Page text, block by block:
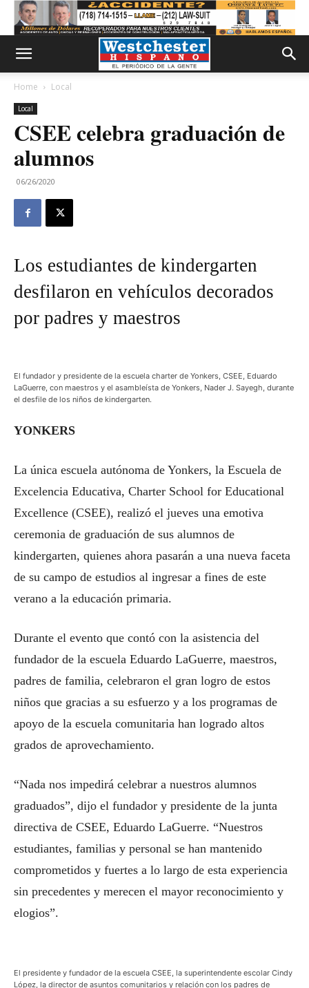
Home Local
Local
CSEE celebra graduación de
alumnos
06/26/2020
Los estudiantes de kindergarten
desfilaron en vehículos decorados
por padres y maestros
El fundador y presidente de la escuela charter de Yonkers, CSEE, Eduardo
LaGuerre, con maestros y el asambleísta de Yonkers, Nader J. Sayegh, durante
el desfile de los niños de kindergarten.
YONKERS
La única escuela autónoma de Yonkers, la Escuela de
Excelencia Educativa, Charter School for Educational
Excellence (CSEE), realizó el jueves una emotiva
ceremonia de graduación de sus alumnos de
kindergarten, quienes ahora pasarán a una nueva faceta
de su campo de estudios al ingresar a fines de este
verano a la educación primaria.
Durante el evento que contó con la asistencia del
fundador de la escuela Eduardo LaGuerre, maestros,
padres de familia, celebraron el gran logro de estos
niños que gracias a su esfuerzo y a los programas de
apoyo de la escuela comunitaria han logrado altos
grados de aprovechamiento.
“Nada nos impedirá celebrar a nuestros alumnos
graduados”, dijo el fundador y presidente de la junta
directiva de CSEE, Eduardo LaGuerre. “Nuestros
estudiantes, familias y personal se han mantenido
comprometidos y fuertes a lo largo de esta experiencia
sin precedentes y merecen el mayor reconocimiento y
elogios”.
El presidente y fundador de la escuela CSEE, la superintendente escolar Cindy
López, la director de asuntos comunitarios y relación con los padres de